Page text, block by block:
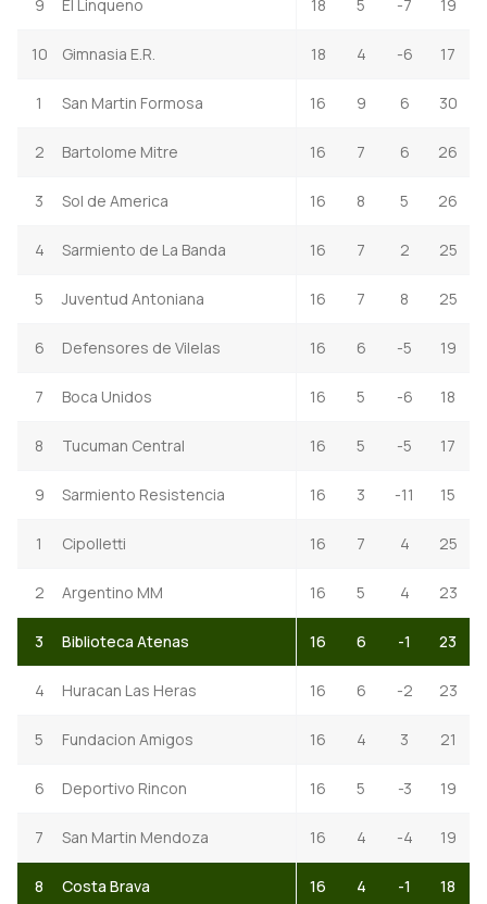
9 El Linqueno 18 5 -7 19
10 Gimnasia E.R. 18 4 -6 17
1 San Martin Formosa 16 9 6 30
2 Bartolome Mitre 16 7 6 26
3 Sol de America 16 8 5 26
4 Sarmiento de La Banda 16 7 2 25
5 Juventud Antoniana 16 7 8 25
6 Defensores de Vilelas 16 6 -5 19
7 Boca Unidos 16 5 -6 18
8 Tucuman Central 16 5 -5 17
9 Sarmiento Resistencia 16 3 -11 15
1 Cipolletti 16 7 4 25
2 Argentino MM 16 5 4 23
3 Biblioteca Atenas 16 6 -1 23
4 Huracan Las Heras 16 6 -2 23
5 Fundacion Amigos 16 4 3 21
6 Deportivo Rincon 16 5 -3 19
7 San Martin Mendoza 16 4 -4 19
8 Costa Brava 16 4 -1 18